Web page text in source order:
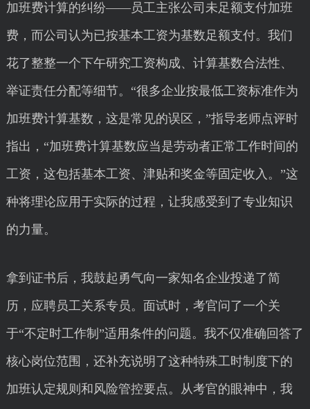
加班费计算的纠纷——员工主张公司未足额支付加班
费，而公司认为已按基本工资为基数足额支付。我们
花了整整一个下午研究工资构成、计算基数合法性、
举证责任分配等细节。“很多企业按最低工资标准作为
加班费计算基数，这是常见的误区，”指导老师点评时
指出，“加班费计算基数应当是劳动者正常工作时间的
工资，这包括基本工资、津贴和奖金等固定收入。”这
种将理论应用于实际的过程，让我感受到了专业知识
的力量。
拿到证书后，我鼓起勇气向一家知名企业投递了简
历，应聘员工关系专员。面试时，考官问了一个关
于“不定时工作制”适用条件的问题。我不仅准确回答了
核心岗位范围，还补充说明了这种特殊工时制度下的
加班认定规则和风险管控要点。从考官的眼神中，我